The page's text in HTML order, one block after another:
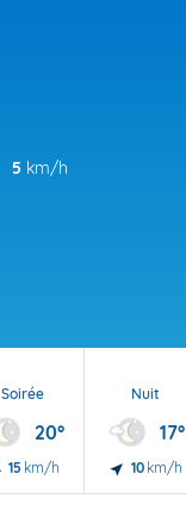
5 km/h
Soirée
20°
15 km/h
Nuit
17°
10 km/h